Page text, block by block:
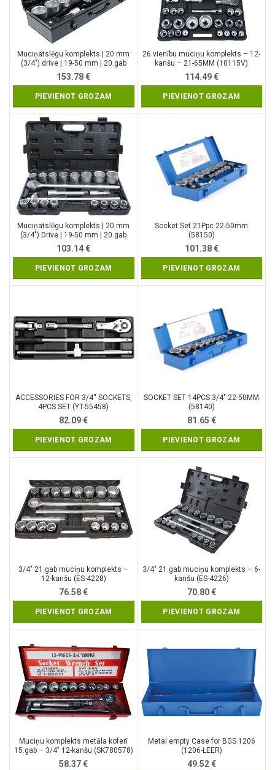
Muciņatslēgu komplekts | 20 mm
(3/4″) drive | 19-50 mm | 20.gab
(15113)
153.78€
PIEVIENOT GROZAM
26.vienību muciņu komplekts – 12-
kanšu – 21-65MM (10115V)
114.49€
PIEVIENOT GROZAM
Muciņatslēgu komplekts | 20 mm
(3/4″) Drive | 19-50 mm | 20.gab
(1202)
103.14€
PIEVIENOT GROZAM
Socket Set 21Ppc 22-50mm
(58150)
101.38€
PIEVIENOT GROZAM
ACCESSORIES FOR 3/4′′ SOCKETS,
4PCS SET (YT-55458)
82.09€
PIEVIENOT GROZAM
SOCKET SET 14PCS 3/4″ 22-50MM
(58140)
81.65 €
PIEVIENOT GROZAM
3/4″ 21.gab muciņu komplekts –
12-kanšu (ES-4228)
76.58€
PIEVIENOT GROZAM
3/4″ 21.gab muciņu komplekts – 6-
kanšu (ES-4226)
70.80€
PIEVIENOT GROZAM
Muciņu komplekts metāla koferī
15.gab – 3/4″ 12-kanšu (SK780578)
58.37€
Metal empty Case for BGS 1206
(1206-LEER)
49.52€